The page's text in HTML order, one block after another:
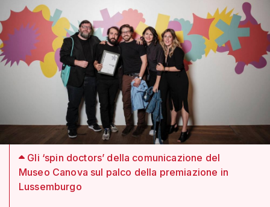
Gli ‘spin doctors’ della comunicazione del
Museo Canova sul palco della premiazione in
Lussemburgo